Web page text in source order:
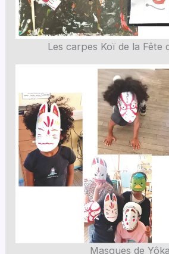
Les carpes Koï de la Fête
Masques de